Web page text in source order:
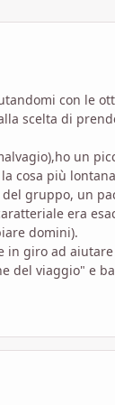
con le
scelta di
un
cosa più
gruppo, un
era
domini).
in giro ad
del viaggio" e